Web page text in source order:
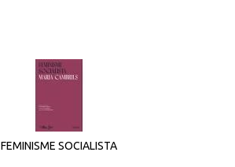
FEMINISME SOCIALISTA